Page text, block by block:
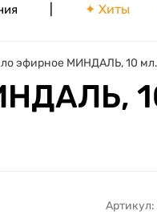
✦ Хиты
эфирное МИНДАЛЬ, 10 мл.
Артикул: